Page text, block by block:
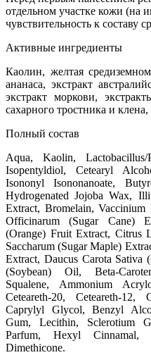
отдельном участке кожи (на
чувствительность к составу
Активные ингредиенты
Каолин, желтая
ананаса, экстракт
экстракт моркови,
сахарного тростника и
Полный состав
Aqua, Kaolin,
Isopentyldiol, Cetearyl
Isononyl Isononanoate,
Hydrogenated Jojoba Wax,
Extract, Bromelain,
Officinarum (Sugar Cane)
(Orange) Fruit Extract, Citrus
Saccharum (Sugar Maple)
Extract, Daucus Carota Sativa
(Soybean) Oil, Beta-
Squalene, Ammonium
Ceteareth-20, Ceteareth-12,
Caprylyl Glycol, Benzyl
Gum, Lecithin, Sclerotium
Parfum, Hexyl
Dimethicone.